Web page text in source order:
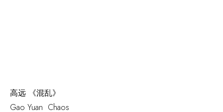
高远 《混乱》
Gao Yuan Chaos